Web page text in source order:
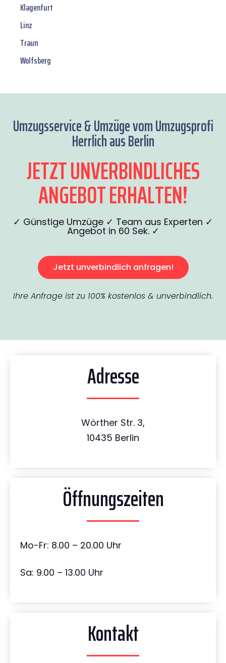
Klagenfurt
Linz
Traun
Wolfsberg
Umzugsservice & Umzüge vom Umzugsprofi
Herrlich aus Berlin
JETZT UNVERBINDLICHES
ANGEBOT ERHALTEN!
✓ Günstige Umzüge ✓ Team aus Experten ✓
Angebot in 60 Sek. ✓
Jetzt unverbindlich anfragen!
Ihre Anfrage ist zu 100% kostenlos & unverbindlich.
Adresse
Wörther Str. 3,
10435 Berlin
Öffnungszeiten
Mo-Fr: 8.00 – 20.00 Uhr
Sa: 9.00 – 13.00 Uhr
Kontakt